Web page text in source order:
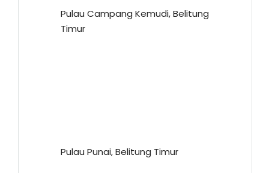
Pulau Campang Kemudi, Belitung
Timur
Pulau Punai, Belitung Timur